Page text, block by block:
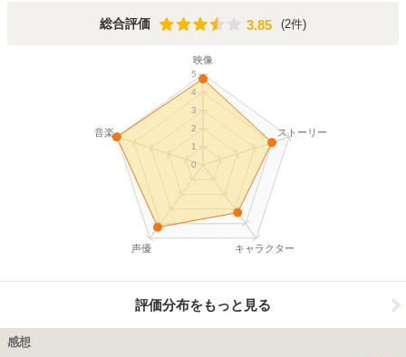
ぼうと夢見ていたが、2人が恋心を抱いていた沢渡佐由理は夏に突然転校してし
総合評価 3.85
3.85 (2件)
映像
ストーリー
キャラクター
声優
音楽
0
1
2
3
4
5
評価分布をもっと見る
感想